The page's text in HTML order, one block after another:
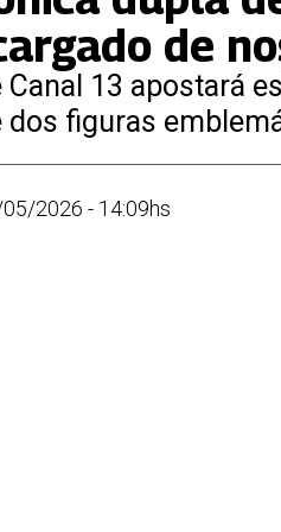
de
Canal 13 apostará
dos figuras
2026 - 14:09hs